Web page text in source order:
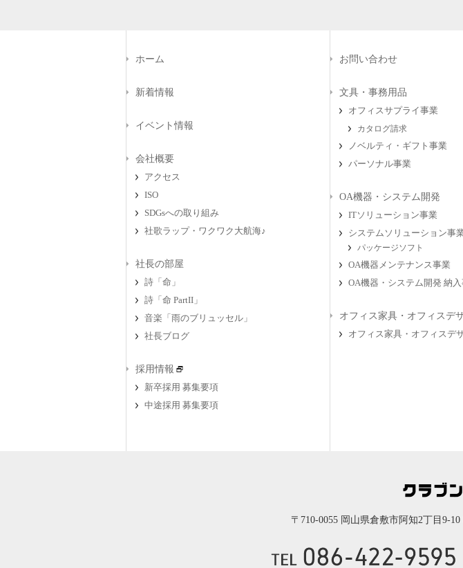
ホーム
新着情報
イベント情報
会社概要
アクセス
ISO
SDGsへの取り組み
社歌ラップ・ワクワク大航海♪
社長の部屋
詩「命」
詩「命 PartII」
音楽「雨のブリュッセル」
社長ブログ
採用情報
新卒採用 募集要項
中途採用 募集要項
お問い合わせ
文具・事務用品
オフィスサプライ事業
カタログ請求
ノベルティ・ギフト事業
パーソナル事業
OA機器・システム開発
ITソリューション事業
システムソリューション事
パッケージソフト
OA機器メンテナンス事業
OA機器・システム開発 納入
オフィス家具・オフィスデ
オフィス家具・オフィスデ
〒710-0055 岡山県倉敷市阿知2丁目9-